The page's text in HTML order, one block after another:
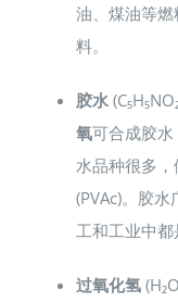
油、煤油等
料。
胶水
氧可合成胶水
水品种很多
(PVAc)。胶
工和工业中都
过氧化氢